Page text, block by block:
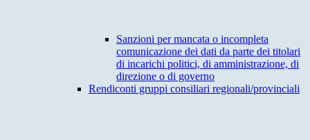
Sanzioni per mancata o incompleta
comunicazione dei dati da parte dei titolari
di incarichi politici, di amministrazione, di
direzione o di governo
Rendiconti gruppi consiliari regionali/provinciali